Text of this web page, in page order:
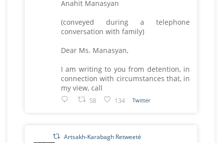
Anahit Manasyan
(conveyed during a telephone
conversation with family)
Dear Ms. Manasyan,
I am writing to you from detention, in
connection with circumstances that, in
my view, call
58 134 Twitter
Artsakh-Karabagh Retweeté